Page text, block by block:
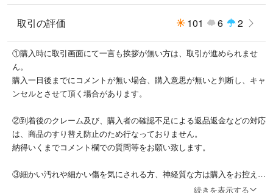
取引の評価 101 6 2
①購入時に取引画面にて一言も挨拶が無い方は、取引が進められませ
ん。
購入一日後までにコメントが無い場合、購入意思が無いと判断し、キャ
ンセルとさせて頂く場合があります。
②到着後のクレーム及び、購入者の確認不足による返品返金などの対応
は、商品のすり替え防止のため行なっておりません。
納得いくまでコメント欄での質問等をお願い致します。
③細かい汚れや細かい傷を気にされる方、神経質な方は購入をお控え下
さい。②の様に必ず確認した上で、納得できる方のみでお願いします。
続きを表示する